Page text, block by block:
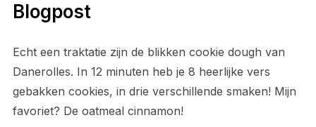
Blogpost
Echt een traktatie zijn de blikken cookie dough van
Danerolles. In 12 minuten heb je 8 heerlijke vers
gebakken cookies, in drie verschillende smaken! Mijn
favoriet? De oatmeal cinnamon!